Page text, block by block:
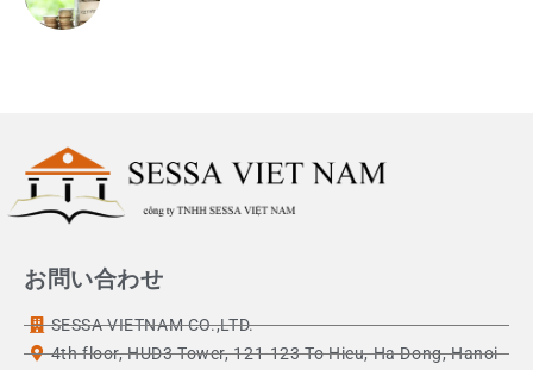
お問い合わせ
SESSA VIETNAM CO.,LTD.
4th floor, HUD3 Tower, 121-123 To Hieu, Ha Dong, Hanoi